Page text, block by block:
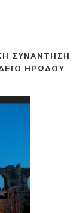
ΣΥΝΆΝΤΗΣΗ
ΗΡΏΔΟΥ